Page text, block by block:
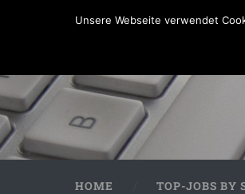
HOME TOP-JOBS BY
Unsere Webseite verwendet